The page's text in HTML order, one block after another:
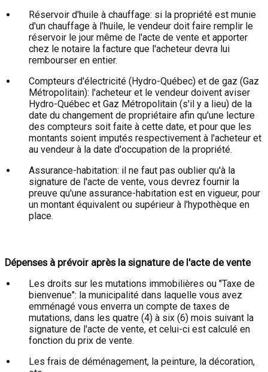
Réservoir d'huile à chauffage: si la propriété est munie
d'un chauffage à l'huile, le vendeur doit faire remplir le
réservoir le jour même de l'acte de vente et apporter
chez le notaire la facture que l'acheteur devra lui
rembourser en entier.
Compteurs d'électricité (Hydro-Québec) et de gaz (Gaz
Métropolitain): l'acheteur et le vendeur doivent aviser
Hydro-Québec et Gaz Métropolitain (s'il y a lieu) de la
date du changement de propriétaire afin qu'une lecture
des compteurs soit faite à cette date, et pour que les
montants soient imputés respectivement à l'acheteur et
au vendeur à la date d'occupation de la propriété.
Assurance-habitation: il ne faut pas oublier qu'à la
signature de l'acte de vente, vous devrez fournir la
preuve qu'une assurance-habitation est en vigueur, pour
un montant équivalent ou supérieur à l'hypothèque en
place.
Dépenses à prévoir après la signature de l'acte de vente
Les droits sur les mutations immobilières ou "Taxe de
bienvenue": la municipalité dans laquelle vous avez
emménagé vous enverra un compte de taxes de
mutations, dans les quatre (4) à six (6) mois suivant la
signature de l'acte de vente, et celui-ci est calculé en
fonction du prix de vente.
Les frais de déménagement, la peinture, la décoration,